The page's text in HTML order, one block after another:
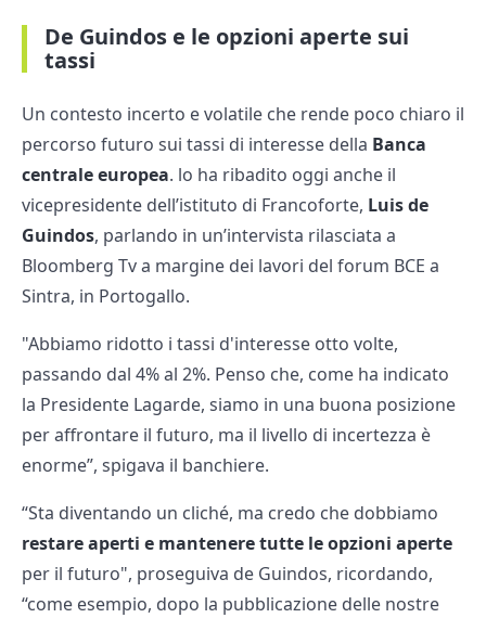
De Guindos e le opzioni aperte sui
tassi
Un contesto incerto e volatile che rende poco chiaro il
percorso futuro sui tassi di interesse della Banca
centrale europea. lo ha ribadito oggi anche il
vicepresidente dell’istituto di Francoforte, Luis de
Guindos, parlando in un’intervista rilasciata a
Bloomberg Tv a margine dei lavori del forum BCE a
Sintra, in Portogallo.
"Abbiamo ridotto i tassi d'interesse otto volte,
passando dal 4% al 2%. Penso che, come ha indicato
la Presidente Lagarde, siamo in una buona posizione
per affrontare il futuro, ma il livello di incertezza è
enorme”, spigava il banchiere.
“Sta diventando un cliché, ma credo che dobbiamo
restare aperti e mantenere tutte le opzioni aperte
per il futuro", proseguiva de Guindos, ricordando,
“come esempio, dopo la pubblicazione delle nostre